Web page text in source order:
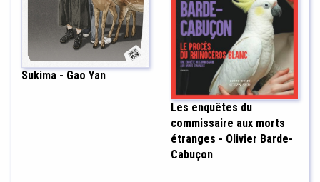
Sukima - Gao Yan
Les enquêtes du
commissaire aux morts
étranges - Olivier Barde-
Cabuçon